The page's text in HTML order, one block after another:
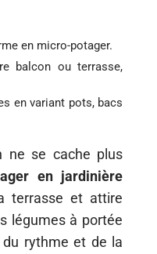
en micro-potager.
balcon ou terrasse,
en variant pots, bacs
ne se cache plus
en jardinière
terrasse et attire
légumes à portée
du rythme et de la